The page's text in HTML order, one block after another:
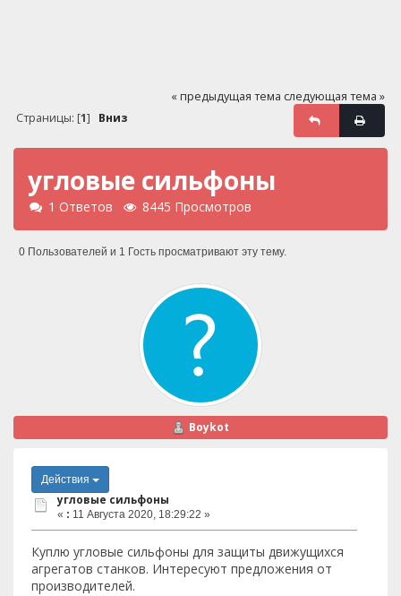
« предыдущая тема следующая тема »
Страницы: [1] Вниз
угловые сильфоны
1 Ответов 8445 Просмотров
0 Пользователей и 1 Гость просматривают эту тему.
Boykot
Действия
угловые сильфоны
« : 11 Августа 2020, 18:29:22 »
Куплю угловые сильфоны для защиты движущихся
агрегатов станков. Интересуют предложения от
производителей.